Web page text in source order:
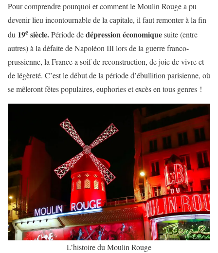
Pour comprendre pourquoi et comment le Moulin Rouge a pu
devenir lieu incontournable de la capitale, il faut remonter à la fin
du 19e siècle.Période dedépression économiquesuite (entre
autres) à la défaite de Napoléon III lors de la guerre franco-
prussienne, la France a soif de reconstruction, de joie de vivre et
de légèreté. C’est le début de la période d’ébullition parisienne, où
se mêleront fêtes populaires, euphories et excès en tous genres !
L’histoire du Moulin Rouge